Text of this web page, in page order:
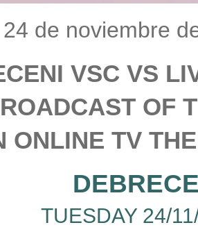
de noviembre
VSC VS
OF
ONLINE TV
TUESDAY 24/